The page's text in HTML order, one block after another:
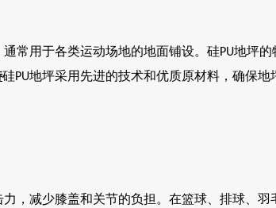
常用于各类运动场地的地面铺设。硅PU地坪的
硅PU地坪采用先进的技术和优质原材料，确保
，减少膝盖和关节的负担。在篮球、排球、羽